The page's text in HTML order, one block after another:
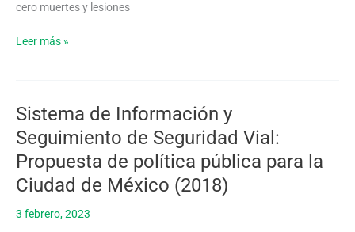
cero muertes y lesiones
Leer más »
Sistema de Información y
Seguimiento de Seguridad Vial:
Propuesta de política pública para la
Ciudad de México (2018)
3 febrero, 2023
Sistema
Información
y
Seguimiento
Seguridad